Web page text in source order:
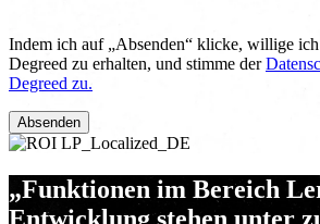
Indem ich auf „Absenden“ klicke, willige
Degreed zu erhalten, und stimme der
Degreed zu.
„Funktionen im Bereich
Entwicklung stehen unter